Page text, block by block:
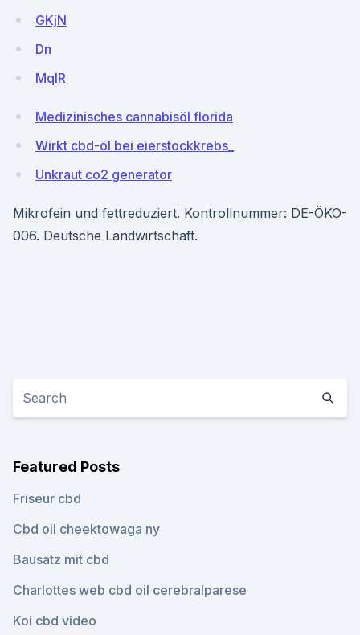
GKjN
Dn
MqIR
Medizinisches cannabisöl florida
Wirkt cbd-öl bei eierstockkrebs_
Unkraut co2 generator
Mikrofein und fettreduziert. Kontrollnummer: DE-ÖKO-
006. Deutsche Landwirtschaft.
Featured Posts
Friseur cbd
Cbd oil cheektowaga ny
Bausatz mit cbd
Charlottes web cbd oil cerebralparese
Koi cbd video